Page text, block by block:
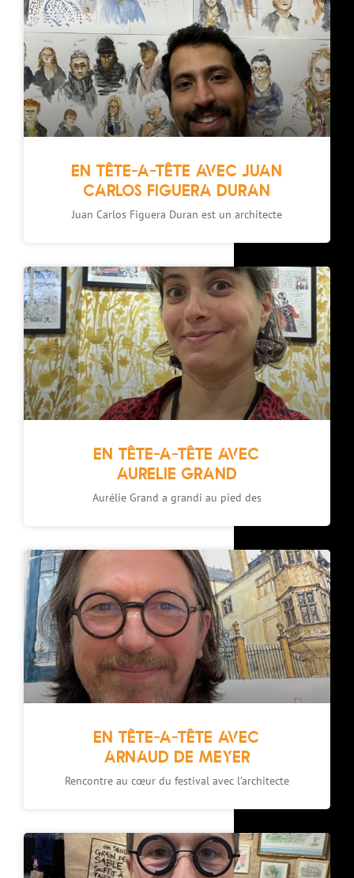
EN TÊTE-A-TÊTE AVEC JUAN
CARLOS FIGUERA DURAN
Juan Carlos Figuera Duran est un architecte
EN TÊTE-A-TÊTE AVEC
AURELIE GRAND
Aurélie Grand a grandi au pied des
EN TÊTE-A-TÊTE AVEC
ARNAUD DE MEYER
Rencontre au cœur du festival avec l’architecte